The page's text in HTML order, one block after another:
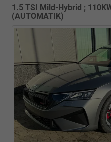
1.5 TSI Mild-Hybrid ;
(AUTOMATIK)